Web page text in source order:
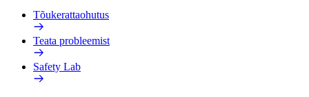
Tõukerattaohutus
Teata probleemist
Safety Lab